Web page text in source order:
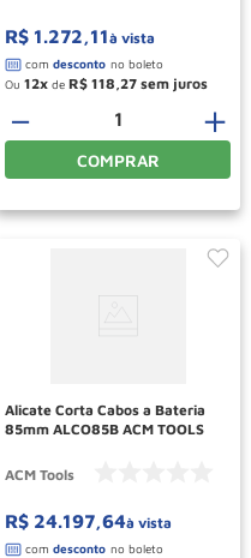
R$ 1.272,11à vista
Ou 12 de R$ 118 27
＋
－
COMPRAR
Alicate Corta Cabos a Bateria
85mm ALCO85B ACM TOOLS
ACM Tools
R$ 24.197,64à vista